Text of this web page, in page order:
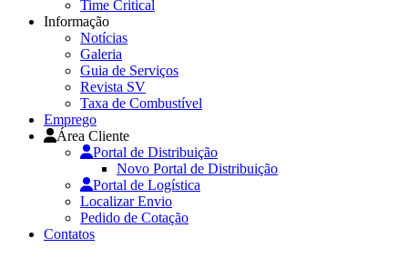
Time Critical
Informação
Notícias
Galeria
Guia de Serviços
Revista SV
Taxa de Combustível
Emprego
Área Cliente
Portal de Distribuição
Novo Portal de Distribuição
Portal de Logística
Localizar Envio
Pedido de Cotação
Contatos